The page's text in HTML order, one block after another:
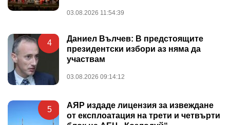
03.08.2026 11:54:39
4
Даниел Вълчев: В предстоящите
президентски избори аз няма да
участвам
03.08.2026 09:14:12
5
АЯР издаде лицензия за извеждане
от експлоатация на трети и четвърти